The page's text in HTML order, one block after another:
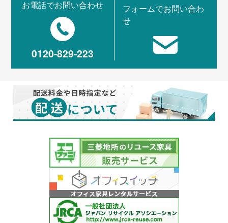
お電話でお問い合わせ
0120-829-223
フォームでお問い合わ
せ